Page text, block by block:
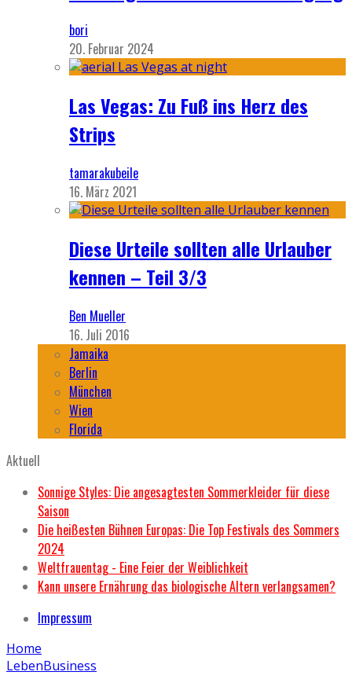
bori
20. Februar 2024
Las Vegas: Zu Fuß ins Herz des
Strips
tamarakubeile
16. März 2021
Diese Urteile sollten alle Urlauber
kennen – Teil 3/3
Ben Mueller
16. Juli 2016
Jamaika
Berlin
München
Wien
Florida
Aktuell
Sonnige Styles: Die angesagtesten Sommerkleider für diese
Saison
Die heißesten Bühnen Europas: Die Top Festivals des Sommers
2024
Weltfrauentag - Eine Feier der Weiblichkeit
Kann unsere Ernährung das biologische Altern verlangsamen?
Impressum
Home
LebenBusiness